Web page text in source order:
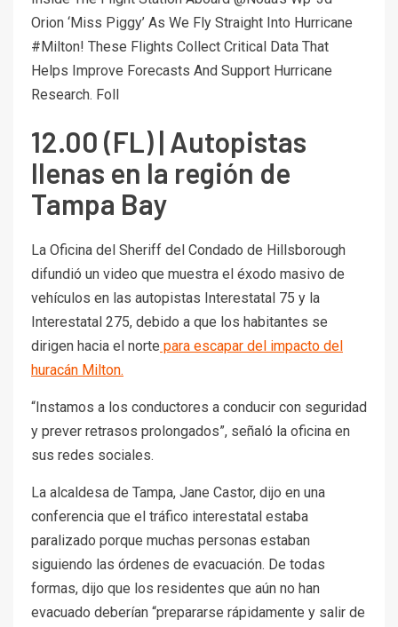
Orion ‘Miss Piggy’ As We Fly Straight Into Hurricane
#Milton! These Flights Collect Critical Data That
Helps Improve Forecasts And Support Hurricane
Research. Foll
12.00 (FL) | Autopistas
llenas en la región de
Tampa Bay
La Oficina del Sheriff del Condado de Hillsborough
difundió un video que muestra el éxodo masivo de
vehículos en las autopistas Interestatal 75 y la
Interestatal 275, debido a que los habitantes se
dirigen hacia el norte para escapar del impacto del
huracán Milton.
“Instamos a los conductores a conducir con seguridad
y prever retrasos prolongados”, señaló la oficina en
sus redes sociales.
La alcaldesa de Tampa, Jane Castor, dijo en una
conferencia que el tráfico interestatal estaba
paralizado porque muchas personas estaban
siguiendo las órdenes de evacuación. De todas
formas, dijo que los residentes que aún no han
evacuado deberían “prepararse rápidamente y salir de